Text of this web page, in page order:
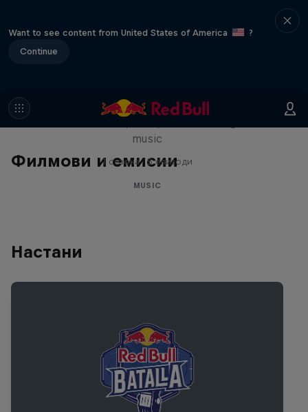
Want to see content from United States of America
?
Continue
Филмови и емисии
Diggin' in the Carts
music
1 сезона · 5 епизоди
MUSIC
Настани